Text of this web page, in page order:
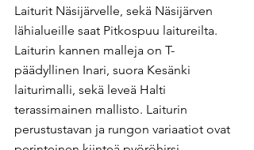
Laiturit Näsijärvelle, sekä Näsijärven
lähialueille saat Pitkospuu laitureilta.
Laiturin kannen malleja on T-
päädyllinen Inari, suora Kesänki
laiturimalli, sekä leveä Halti
terassimainen mallisto. Laiturin
perustustavan ja rungon variaatiot ovat